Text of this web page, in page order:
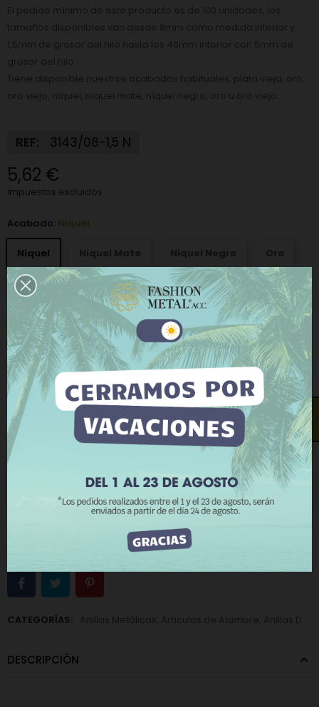
REF: 3143/08-1,5 N
5,62 €
Impuestos excluidos
Acabado: Niquel
Niquel
Oro Viejo Plata Vieja
Paquetes:100 Uds
Medida interior - grosor hilo:8 - 1,5 mm
AÑADIR AL CARRITO
COMPRAR AHORA
Añadir a la lista de deseos Añadir a comparar
CATEGORÍAS:
DESCRIPCIÓN
Este sitio web utiliza cookies propias y de terceros
para mejorar nuestros servicios y mostrarle
publicidad relacionada con sus preferencias
mediante el análisis de sus hábitos de navegación.
Para dar su consentimiento sobre su uso pulse el
botón Acepto.
Más información Personalizar cookies
ACEPTO
¿Te llamamos?